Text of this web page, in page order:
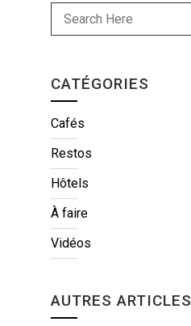
CATÉGORIES
Cafés
Restos
Hôtels
À faire
Vidéos
AUTRES ARTICLES